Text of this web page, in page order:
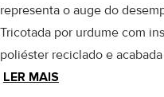
representa o auge do
Tricotada por urdume com
poliéster reciclado e
LER MAIS